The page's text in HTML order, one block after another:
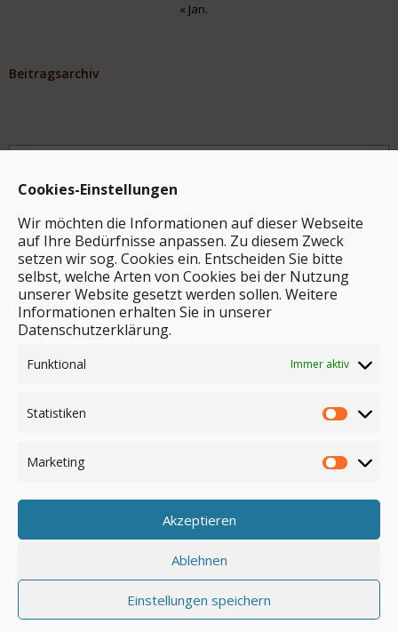
Cookies-Einstellungen
Wir möchten die Informationen auf dieser Webseite
auf Ihre Bedürfnisse anpassen. Zu diesem Zweck
setzen wir sog. Cookies ein. Entscheiden Sie bitte
selbst, welche Arten von Cookies bei der Nutzung
unserer Website gesetzt werden sollen. Weitere
Informationen erhalten Sie in unserer
Datenschutzerklärung.
Funktional Immer aktiv
Statistiken
Marketing
Akzeptieren
Ablehnen
Einstellungen speichern
« Jan.
Beitragsarchiv
Archiv
Stichwortsuche
Anmelden
© by safar-reiseblog.de